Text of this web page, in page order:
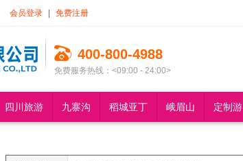
会员登录 免费注册
400-800-4988
免费服务热线：<09:00 - 24:00>
四川旅游 九寨沟 稻城亚丁 峨眉山 定制游